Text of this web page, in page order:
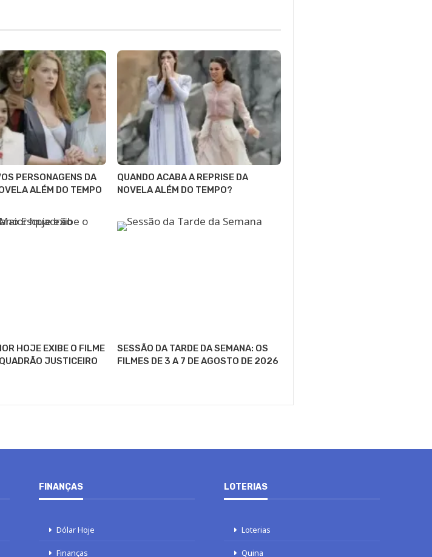
PERSONAGENS DA
ALÉM DO TEMPO
QUANDO ACABA A REPRISE DA
NOVELA ALÉM DO TEMPO?
HOJE EXIBE O FILME
JUSTICEIRO
SESSÃO DA TARDE DA SEMANA: OS
FILMES DE 3 A 7 DE AGOSTO DE 2026
FINANÇAS
Dólar Hoje
Finanças
LOTERIAS
Loterias
Quina